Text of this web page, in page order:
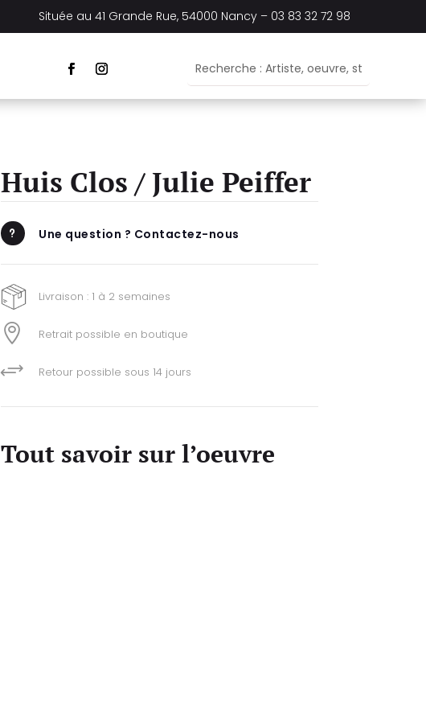
Située au 41 Grande Rue, 54000 Nancy – 03 83 32 72 98
Huis Clos / Julie Peiffer
u Une question ? Contactez-nous
Livraison : 1 à 2 semaines
 Retrait possible en boutique
+ Retour possible sous 14 jours
Tout savoir sur l’oeuvre